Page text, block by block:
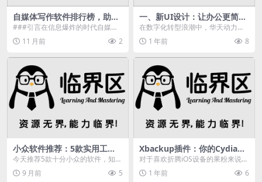
自媒体写作软件排行榜，助你
找到提升效率的写作伙伴
###引言在信息爆炸的时代自媒体
成为个人表达观点、分享知识的要
紧渠道。高品质的内...
11 月前 2
一、新UI设计：让办公更简洁
高效
在数字化转型浪潮中，华天动力协
同OA系统凭借创新UI设计、智能助
手和低代码平台三...
1 年前 8
小众软件推荐：5款实用工
具，涵盖三维渲染与文本编辑
今天推荐5款十分小众的软件，知道
的人不多，但是每个都是非常非常
好用的，有兴趣的小...
9 月前 5
Xbackup插件：你的Cydia插
件守护者
对于喜欢折腾iOS设备的果粉来说，
Cydia插件丢失是一个常见痛点。X
Y苹果助手...
1 年前 6